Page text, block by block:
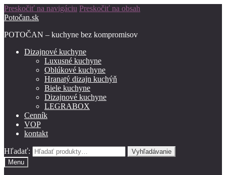
Preskočiť na navigáciu Preskočiť na obsah
Potočan.sk
POTOČAN – kuchyne bez kompromisov
Dizajnové kuchyne
Luxusné kuchyne
Oblúkové kuchyne
Hranatý dizajn kuchýň
Biele kuchyne
Dizajnové kuchyne
LEGRABOX
Cenník
VOP
kontakt
Hľadať:
Vyhľadávanie
Menu